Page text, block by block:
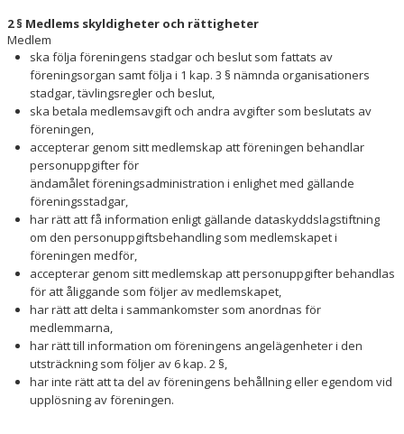
2 § Medlems skyldigheter och rättigheter
Medlem
ska följa föreningens stadgar och beslut som fattats av
föreningsorgan samt följa i 1 kap. 3 § nämnda organisationers
stadgar, tävlingsregler och beslut,
ska betala medlemsavgift och andra avgifter som beslutats av
föreningen,
accepterar genom sitt medlemskap att föreningen behandlar
personuppgifter för
ändamålet föreningsadministration i enlighet med gällande
föreningsstadgar,
har rätt att få information enligt gällande dataskyddslagstiftning
om den personuppgiftsbehandling som medlemskapet i
föreningen medför,
accepterar genom sitt medlemskap att personuppgifter behandlas
för att åliggande som följer av medlemskapet,
har rätt att delta i sammankomster som anordnas för
medlemmarna,
har rätt till information om föreningens angelägenheter i den
utsträckning som följer av 6 kap. 2 §,
har inte rätt att ta del av föreningens behållning eller egendom vid
upplösning av föreningen.